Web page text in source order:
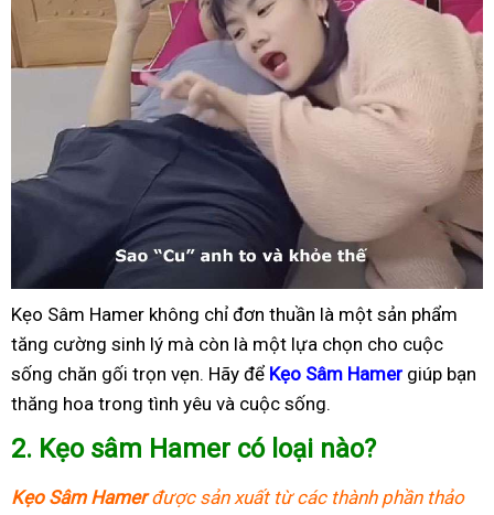
Kẹo Sâm Hamer không chỉ đơn thuần là một sản phẩm
tăng cường sinh lý mà còn là một lựa chọn cho cuộc
sống chăn gối trọn vẹn. Hãy để Kẹo Sâm Hamer giúp bạn
thăng hoa trong tình yêu và cuộc sống.
2. Kẹo sâm Hamer có loại nào?
Kẹo Sâm Hamerđược sản xuất từ các thành phần thảo